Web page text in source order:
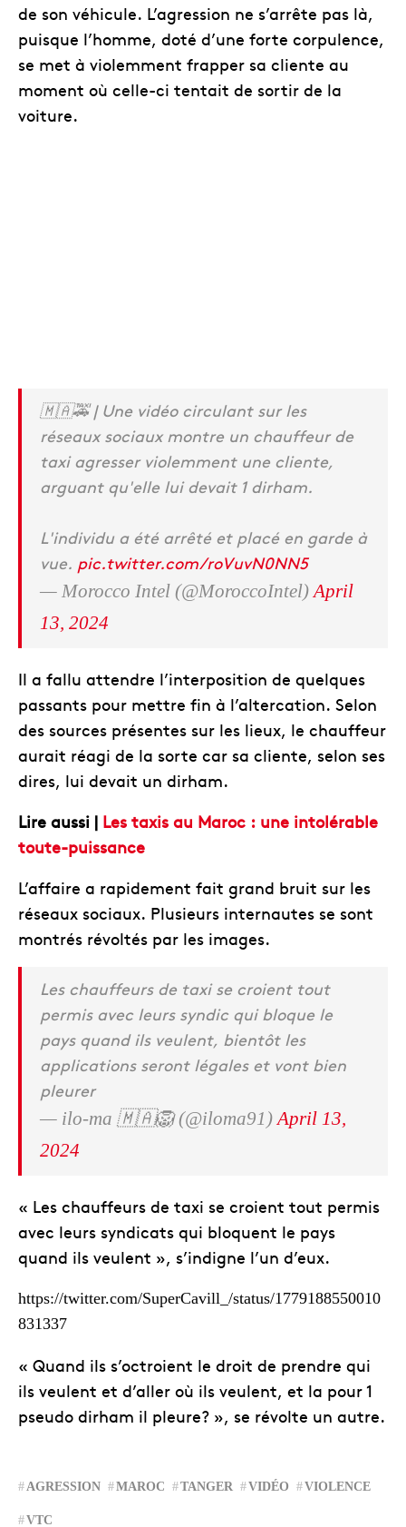
de son véhicule. L’agression ne s’arrête pas là,
puisque l’homme, doté d’une forte corpulence,
se met à violemment frapper sa cliente au
moment où celle-ci tentait de sortir de la
voiture.
🇲🇦🚕 | Une vidéo circulant sur les
réseaux sociaux montre un chauffeur de
taxi agresser violemment une cliente,
arguant qu'elle lui devait 1 dirham.
L'individu a été arrêté et placé en garde à
vue. pic.twitter.com/roVuvN0NN5
— Morocco Intel (@MoroccoIntel) April
13, 2024
Il a fallu attendre l’interposition de quelques
passants pour mettre fin à l’altercation. Selon
des sources présentes sur les lieux, le chauffeur
aurait réagi de la sorte car sa cliente, selon ses
dires, lui devait un dirham.
Lire aussi | Les taxis au Maroc : une intolérable
toute-puissance
L’affaire a rapidement fait grand bruit sur les
réseaux sociaux. Plusieurs internautes se sont
montrés révoltés par les images.
Les chauffeurs de taxi se croient tout
permis avec leurs syndic qui bloque le
pays quand ils veulent, bientôt les
applications seront légales et vont bien
pleurer
— ilo-ma 🇲🇦🦁 (@iloma91) April 13,
2024
« Les chauffeurs de taxi se croient tout permis
avec leurs syndicats qui bloquent le pays
quand ils veulent », s’indigne l’un d’eux.
https://twitter.com/SuperCavill_/status/1779188550010
831337
« Quand ils s’octroient le droit de prendre qui
ils veulent et d’aller où ils veulent, et la pour 1
pseudo dirham il pleure? », se révolte un autre.
AGRESSION MAROC TANGER VIDÉO VIOLENCE
VTC